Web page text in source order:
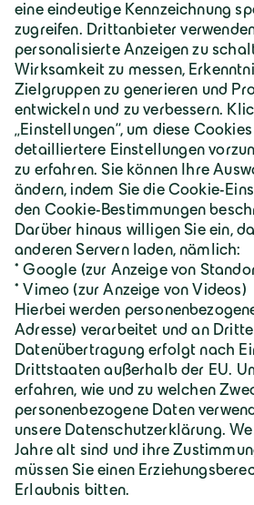
Geiger Gruppe
Über Geiger
Karriere
Geiger Gruppe
Wilhelm-Geiger-Straße 1
87561 Oberstdorf
+49 8322 18 0
info@geigergruppe.de